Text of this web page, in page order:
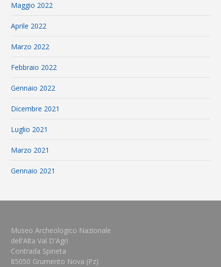
Maggio 2022
Aprile 2022
Marzo 2022
Febbraio 2022
Gennaio 2022
Dicembre 2021
Luglio 2021
Marzo 2021
Gennaio 2021
Museo Archeologico Nazionale
dell'Alta Val D'Agri
Contrada Spineta
85050 Grumento Nova (Pz)